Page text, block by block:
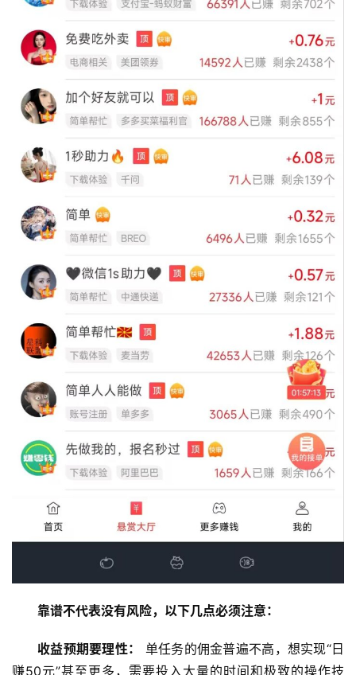
靠谱不代表没有风险，以下几点必须注意：
收益预期要理性：
单任务的佣金普遍不高，想实现“日
赚50元”甚至更多，需要投入大量的时间和极致的操作技